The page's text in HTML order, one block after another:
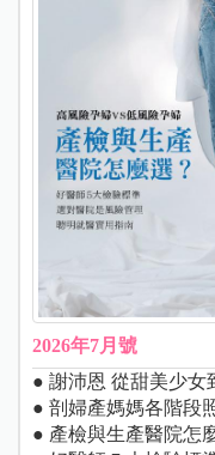
2026年7月號
● 謝沛恩 從甜美少女
● 剖婦產媽媽各階段
● 產檢與生產醫院怎